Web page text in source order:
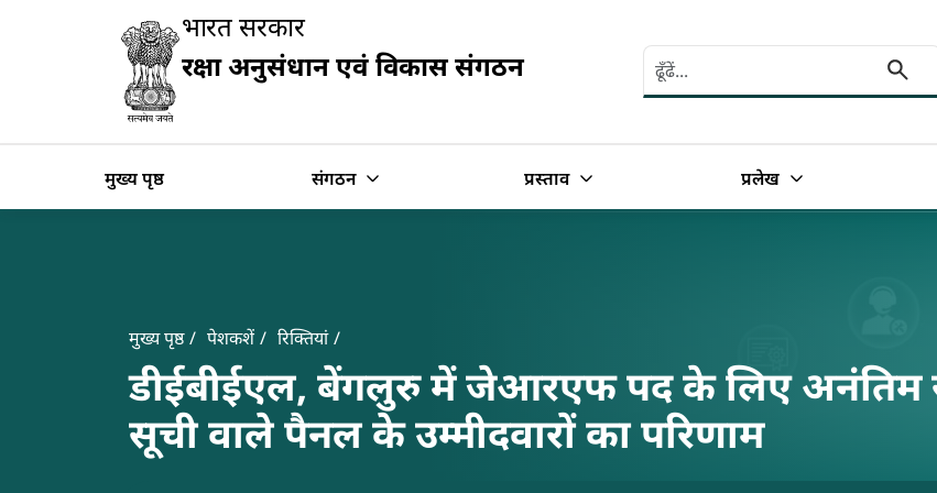
भारत सरकार
रक्षा अनुसंधान एवं विकास संगठन
Search here
खोज
मुख्य पृष्ठ संगठन प्रस्ताव प्रलेख
Breadcrumb
मुख्य पृष्ठ पेशकशें रिक्तियां
डीईबीईएल, बेंगलुरु में जेआरएफ पद के लिए अनंतिम
सूची वाले पैनल के उम्मीदवारों का परिणाम